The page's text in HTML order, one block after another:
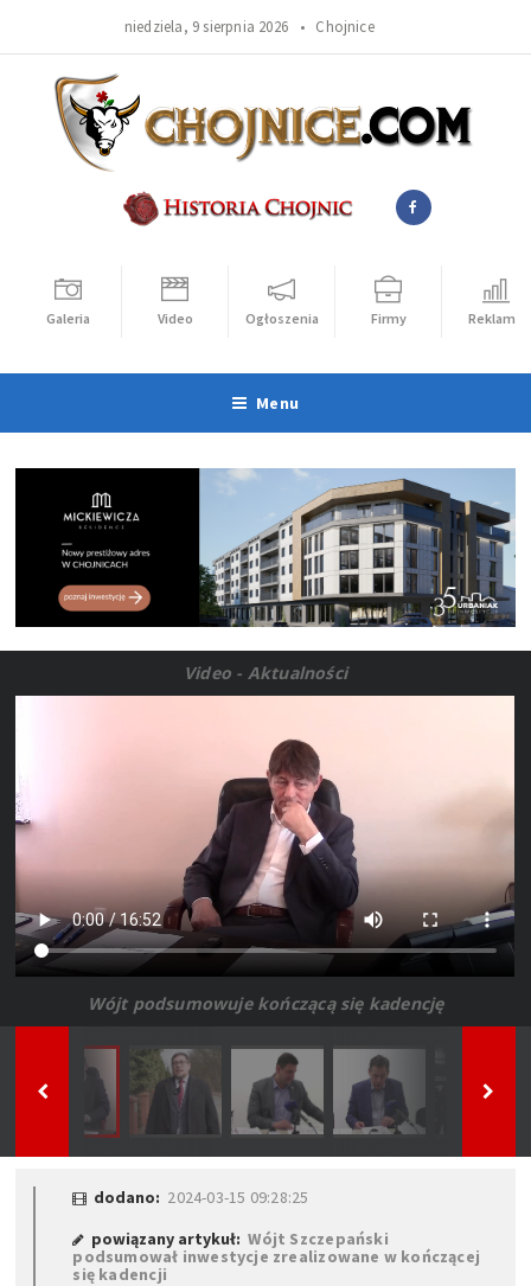
niedziela, 9 sierpnia 2026 • Chojnice
Galeria Video Ogłoszenia Firmy Reklama
Menu
Video - Aktualności
Wójt podsumowuje kończącą się kadencję
dodano: 2024-03-15 09:28:25
powiązany artykuł:Wójt Szczepański
podsumował inwestycje zrealizowane w kończącej
się kadencji